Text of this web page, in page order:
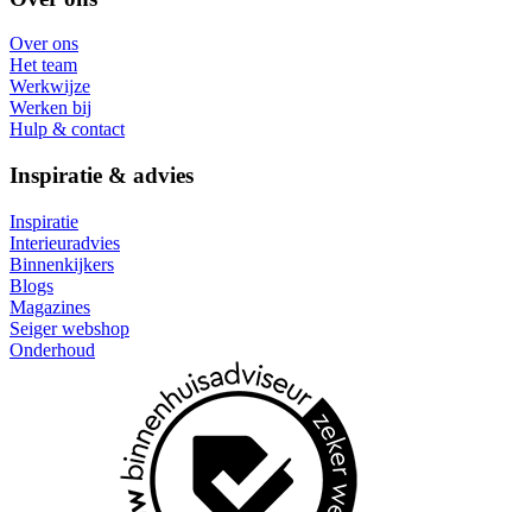
Over ons
Het team
Werkwijze
Werken bij
Hulp & contact
Inspiratie & advies
Inspiratie
Interieuradvies
Binnenkijkers
Blogs
Magazines
Seiger webshop
Onderhoud